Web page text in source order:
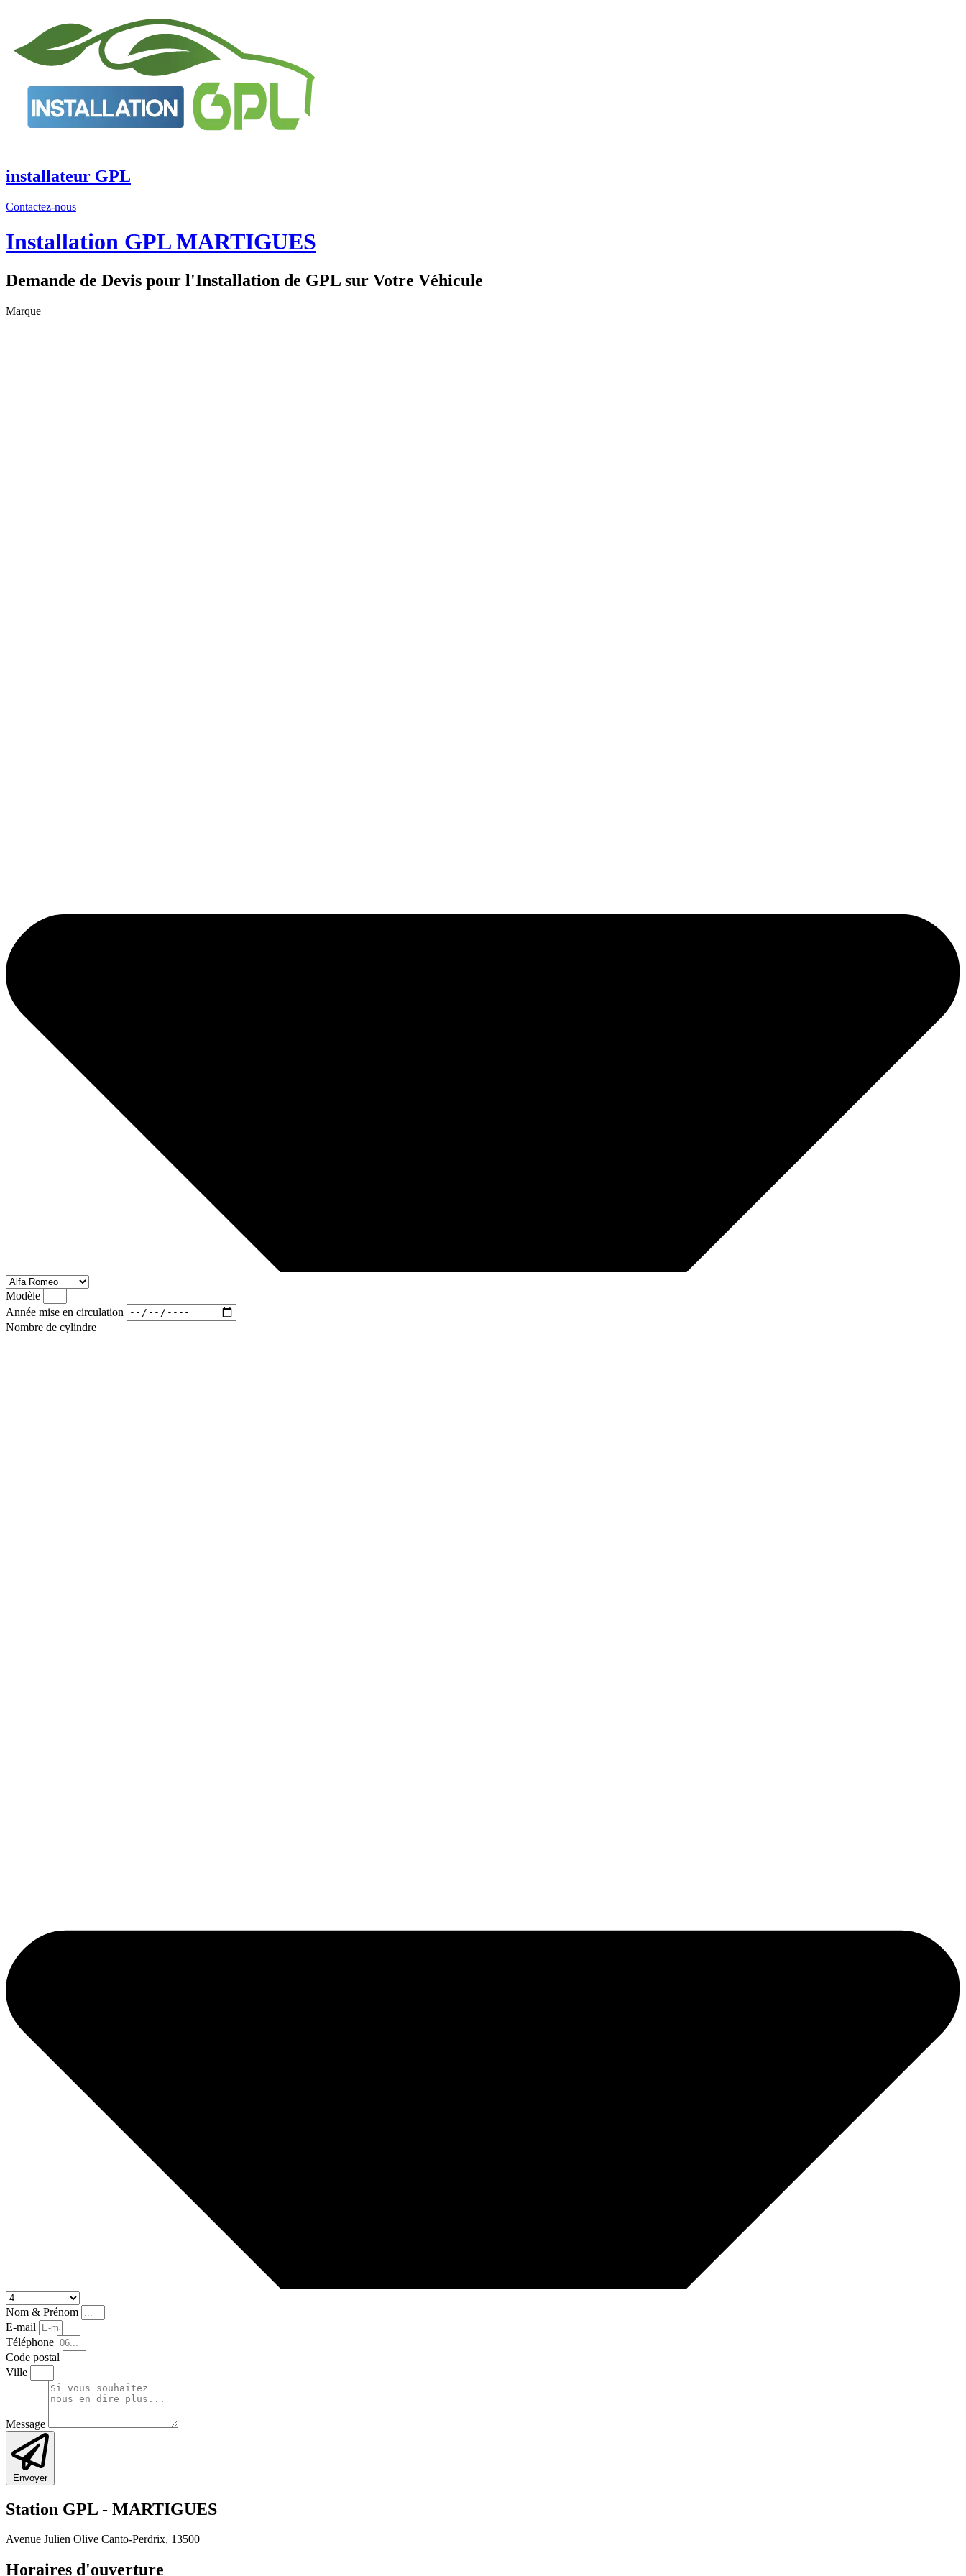
contenu
installateur GPL
Contactez-nous
Installation GPL MARTIGUES
Demande de Devis pour l'Installation de GPL sur Votre Véhicule
Marque
Modèle
Année mise en circulation
Nombre de cylindre
Nom & Prénom
E-mail
Téléphone
Code postal
Ville
Message
Envoyer
Station GPL - MARTIGUES
Avenue Julien Olive Canto-Perdrix, 13500
Horaires d'ouverture